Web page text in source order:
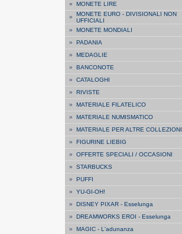
» MONETE LIRE
» MONETE EURO - DIVISIONALI NON
UFFICIALI
» MONETE MONDIALI
» PADANIA
» MEDAGLIE
» BANCONOTE
» CATALOGHI
» RIVISTE
» MATERIALE FILATELICO
» MATERIALE NUMISMATICO
» MATERIALE PER ALTRE COLLEZIONI
» FIGURINE LIEBIG
» OFFERTE SPECIALI / OCCASIONI
» STARBUCKS
» PUFFI
» YU-GI-OH!
» DISNEY PIXAR - Esselunga
» DREAMWORKS EROI - Esselunga
» MAGIC - L'adunanza